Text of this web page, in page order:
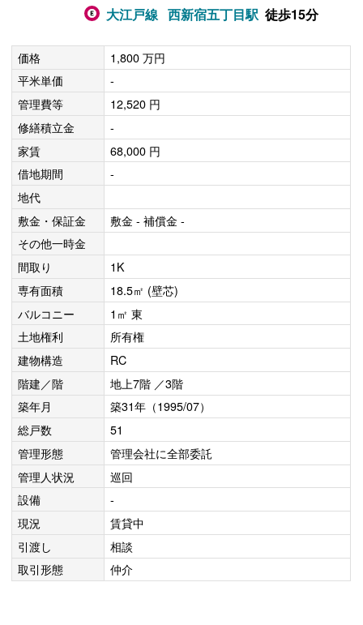
大江戸線 西新宿五丁目駅 徒歩15分
価格
1,800 万円
平米単価
-
管理費等
12,520 円
修繕積立金
-
家賃
68,000 円
借地期間
-
地代
敷金・保証金
敷金 - 補償金 -
その他一時金
間取り
1K
専有面積
18.5㎡ (壁芯)
バルコニー
1㎡ 東
土地権利
所有権
建物構造
RC
階建／階
地上7階 ／3階
築年月
築31年（1995/07）
総戸数
51
管理形態
管理会社に全部委託
管理人状況
巡回
設備
-
現況
賃貸中
引渡し
相談
取引形態
仲介